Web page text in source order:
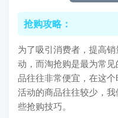
抢购攻略：
为了吸引消费者，提高
动，而淘抢购是最为常
品往往非常便宜，在这
活动的商品往往较少，
些抢购技巧。